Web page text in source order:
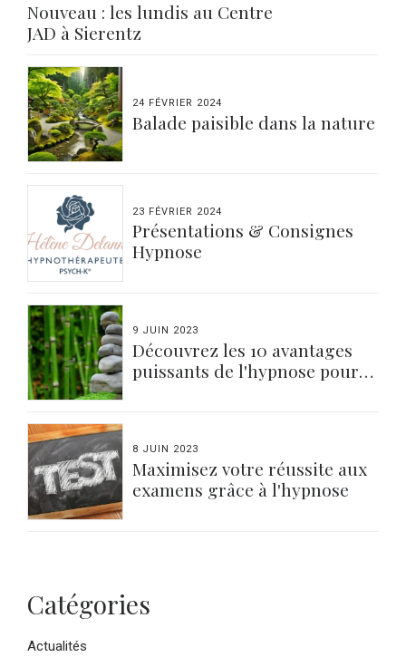
Nouveau : les lundis au Centre
JAD à Sierentz
24 FÉVRIER 2024
Balade paisible dans la nature
23 FÉVRIER 2024
Présentations & Consignes
Hypnose
9 JUIN 2023
Découvrez les 10 avantages
puissants de l'hypnose pour
8 JUIN 2023
Maximisez votre réussite aux
examens grâce à l'hypnose
Catégories
Actualités